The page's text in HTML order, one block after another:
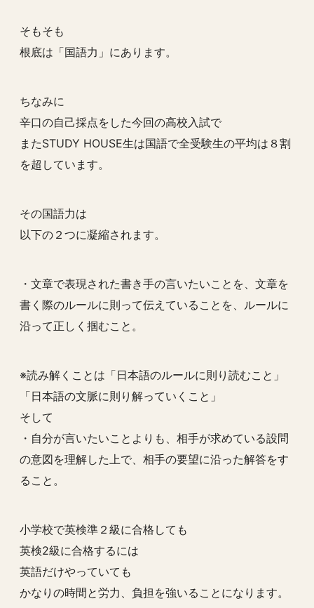
そもそも
根底は「国語力」にあります。
ちなみに
辛口の自己採点をした今回の高校入試で
またSTUDY HOUSE生は国語で全受験生の平均は８割
を超しています。
その国語力は
以下の２つに凝縮されます。
・文章で表現された書き手の言いたいことを、文章を
書く際のルールに則って伝えていることを、ルールに
沿って正しく掴むこと。
※読み解くことは「日本語のルールに則り読むこと」
「日本語の文脈に則り解っていくこと」
そして
・自分が言いたいことよりも、相手が求めている設問
の意図を理解した上で、相手の要望に沿った解答をす
ること。
小学校で英検準２級に合格しても
英検2級に合格するには
英語だけやっていても
かなりの時間と労力、負担を強いることになります。